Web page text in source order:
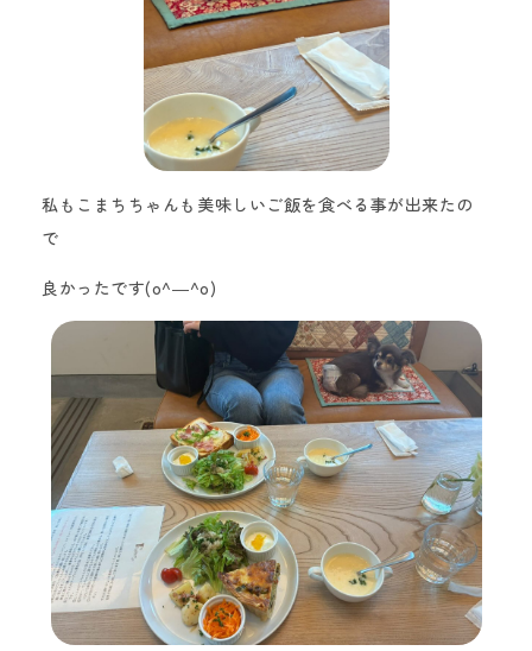
私もこまち ちゃんも美味しいご飯を食べる事が出来たの
で
良かったです(o^―^o)